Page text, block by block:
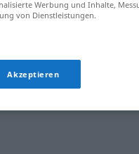
for atrække
Werbung und Inhalte,
von Dienstleistungen.
Akzeptieren